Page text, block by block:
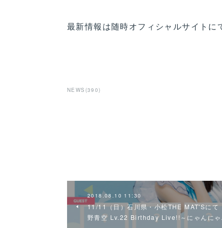
最新情報は随時オフィシャルサイトに
NEWS (390)
2018.08.10 11:30
11/11（日）石川県・小松THE MAT'Sにて
野青空 Lv.22 Birthday Live!!～にゃんにゃ